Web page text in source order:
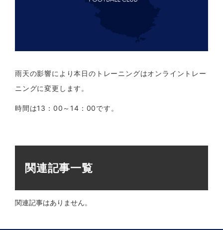
雨天の影響により本日のトレーニングはオンライントレー
ニングに変更します。
時間は13：00～14：00です。
関連記事一覧
関連記事はありません。